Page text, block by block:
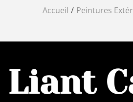
Accueil / Peintures
Liant